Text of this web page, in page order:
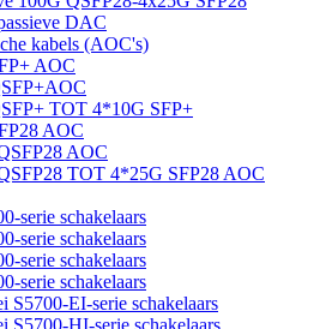
DAC
kabels (AOC's)
AOC
TOT 4*10G SFP+
AOC
AOC
TOT 4*25G SFP28 AOC
serie schakelaars
serie schakelaars
serie schakelaars
serie schakelaars
S5700-EI-serie schakelaars
S5700-HI-serie schakelaars